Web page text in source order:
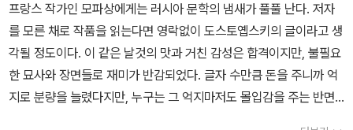
작품의 시대적 맥락과 현재적 의의를 깊이 있게 짚어주는 새로운 해
설로 시대와 경계를 넘어선 작가와의 소통이 가능하도록 배려할 것이
다.
프랑스 작가인 모파상에게는 러시아 문학의 냄새가 풀풀 난다. 저자
를 모른 채로 작품을 읽는다면 영락없이 도스토옙스키의 글이라고 생
각될 정도이다. 이 같은 날것의 맛과 거친 감성은 합격이지만, 불필요
한 묘사와 장면들로 재미가 반감되었다. 글자 수만큼 돈을 주니까 억
지로 분량을 늘렸다지만, 누구는 그 억지마저도 몰입감을 주는 반면